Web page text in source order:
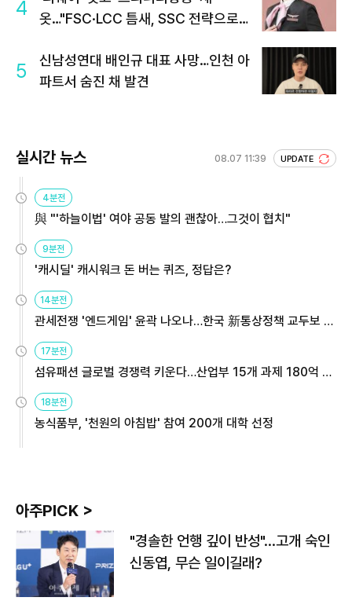
4
옷…"FSC·LCC 틈새, SSC 전략으로
5
신남성연대 배인규 대표 사망…인천 아
파트서 숨진 채 발견
실시간 뉴스 08.07 11:39 UPDATE
4분전
與 "'하늘이법' 여야 공동 발의 괜찮아…그것이 협치"
9분전
'캐시딜' 캐시워크 돈 버는 퀴즈, 정답은?
14분전
관세전쟁 '엔드게임' 윤곽 나오나…한국 新통상정책 교두보 활
용해야
17분전
섬유패션 글로벌 경쟁력 키운다…산업부 15개 과제 180억 지
원
18분전
농식품부, '천원의 아침밥' 참여 200개 대학 선정
아주PICK >
"경솔한 언행 깊이 반성"…고개 숙인
신동엽, 무슨 일이길래?